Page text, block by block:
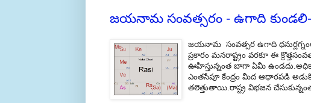
జయనామ సంవత్సరం - ఉగాది
జయనామ సంవత్సర ఉగాది
ప్రకారం మనరాష్ట్రం వరకూ ఈ
ఊహిస్తున్నంత బాగా ఏమీ
ఎంతసేపూ కేంద్రం మీద ఆధారపడి
తలెత్తుతాయి.రాష్ట్ర విభజన